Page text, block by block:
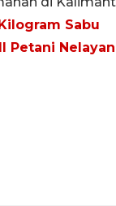
Sabu
Petani Nelayan